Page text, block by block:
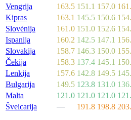
Vengrija
163.5 151.1 157.0
Kipras
163.1 145.5 150.6
Slovėnija
161.0 151.0 152.6
Ispanija
160.2 142.5 147.1
Slovakija
158.7 146.3 150.0
Čekija
158.3 137.4 145.1
Lenkija
157.6 142.8 149.5
Bulgarija
149.5 123.8 131.0
Malta
121.0 121.0 121.0
Šveicarija
— 191.8 198.8